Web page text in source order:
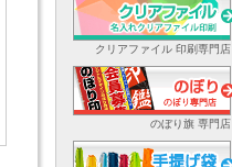
クリアファイル 印刷専門店
のぼり旗 専門店